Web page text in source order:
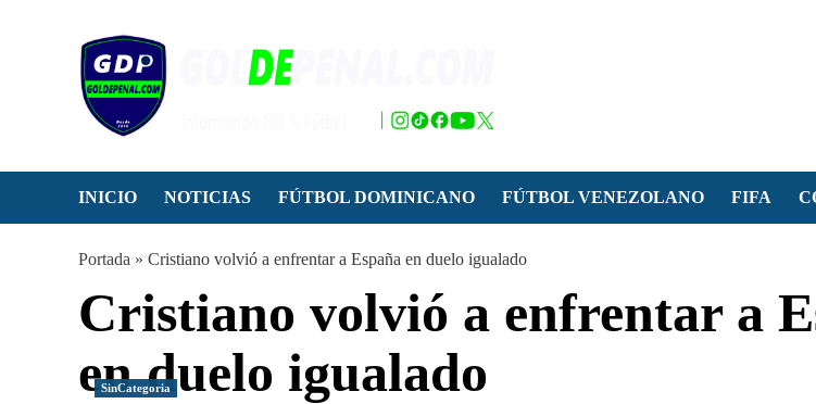
INICIO NOTICIAS FÚTBOL DOMINICANO FÚTBOL VENEZOLANO FIFA
Portada » Cristiano volvió a enfrentar a España en duelo igualado
Cristiano volvió a enfrentar a
en duelo igualado
SinCategoria